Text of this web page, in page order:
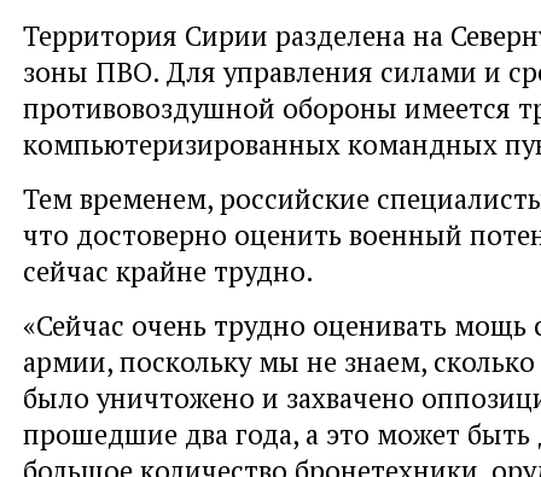
Территория Сирии разделена на
зоны ПВО. Для управления силами и
противовоздушной обороны имеется
компьютеризированных командных
Тем временем, российские
что достоверно оценить военный
сейчас крайне трудно.
«Сейчас очень трудно оценивать мощь
армии, поскольку мы не знаем,
было уничтожено и захвачено
прошедшие два года, а это может быть
большое количество бронетехники,